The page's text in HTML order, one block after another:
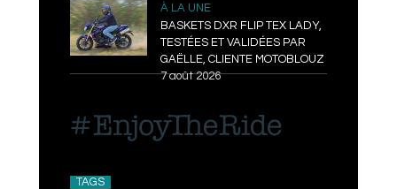
À LA UNE
BASKETS DXR FLIP TEX LADY,
TESTÉES ET VALIDÉES PAR
GAËLLE, CLIENTE MOTOBLOUZ
7 août 2026
TAGS